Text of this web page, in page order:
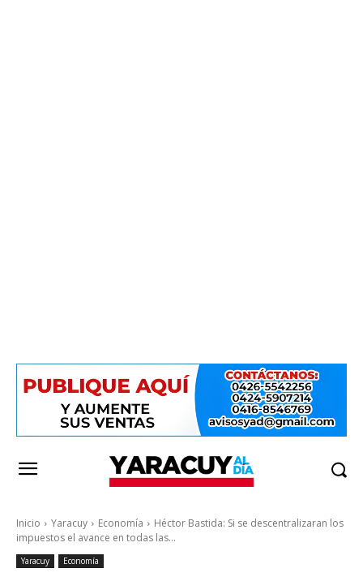
Inicio Yaracuy Economía
Héctor Bastida: Si se descentralizaran los
impuestos el avance en todas las...
Yaracuy Economía